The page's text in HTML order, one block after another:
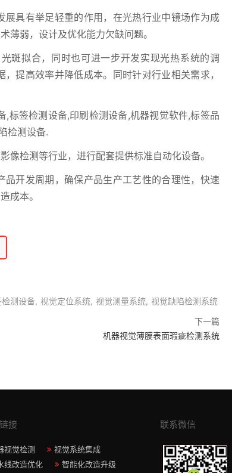
具有举足轻重的作用，在光热行业中镜场作为成
薄弱，设计及优化能力欠缺问题。
斑拟合，同时也可进一步开发实现光热系统的调
提高效率并降低成本。同时针对行业相关需求，
标签检测设备,印刷检测设备,机器视觉软件,标签品
检测设备.
像检测等行业，进行配套提供标准自动化设备。
开发周期，确保产品生产工艺性的合理性，快速
成本。
测设备 视觉定位系统 视觉测量系统 视觉缺陷检测系统
下一篇
机器视觉薄膜表面瑕疵检测系统
接
视觉检测
视觉系统集成
线改造优化
智能化改造升级
联系微信